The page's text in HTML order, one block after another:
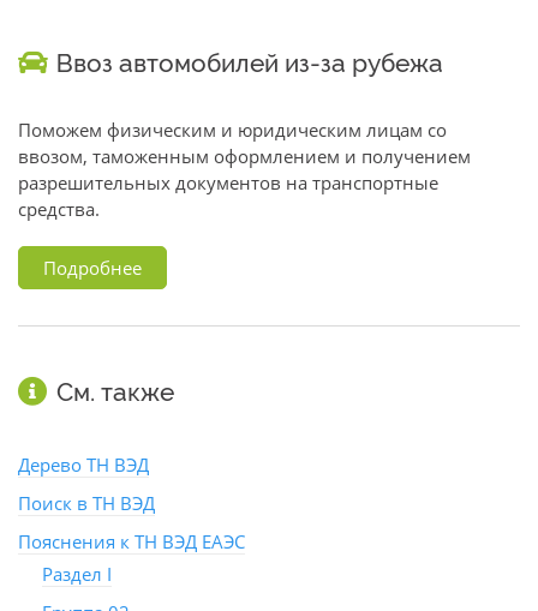
Ввоз автомобилей из-за рубежа
Поможем физическим и юридическим лицам со
ввозом, таможенным оформлением и получением
разрешительных документов на транспортные
средства.
Подробнее
См. также
Дерево ТН ВЭД
Поиск в ТН ВЭД
Пояснения к ТН ВЭД ЕАЭС
Раздел I